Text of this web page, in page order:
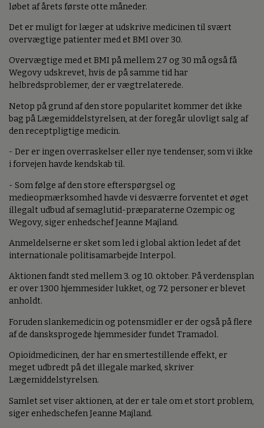
løbet af årets første otte måneder.
Det er muligt for læger at udskrive medicinen til svært
overvægtige patienter med et BMI over 30.
Overvægtige med et BMI på mellem 27 og 30 må også få
Wegovy udskrevet, hvis de på samme tid har
helbredsproblemer, der er vægtrelaterede.
Netop på grund af den store popularitet kommer det ikke
bag på Lægemiddelstyrelsen, at der foregår ulovligt salg af
den receptpligtige medicin.
- Der er ingen overraskelser eller nye tendenser, som vi ikke
i forvejen havde kendskab til.
- Som følge af den store efterspørgsel og
medieopmærksomhed havde vi desværre forventet et øget
illegalt udbud af semaglutid-præparaterne Ozempic og
Wegovy, siger enhedschef Jeanne Majland.
Anmeldelserne er sket som led i global aktion ledet af det
internationale politisamarbejde Interpol.
Aktionen fandt sted mellem 3. og 10. oktober. På verdensplan
er over 1300 hjemmesider lukket, og 72 personer er blevet
anholdt.
Foruden slankemedicin og potensmidler er der også på flere
af de dansksprogede hjemmesider fundet Tramadol.
Opioidmedicinen, der har en smertestillende effekt, er
meget udbredt på det illegale marked, skriver
Lægemiddelstyrelsen.
Samlet set viser aktionen, at der er tale om et stort problem,
siger enhedschefen Jeanne Majland.